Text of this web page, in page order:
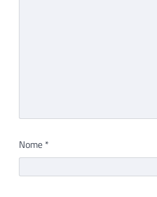
Nome *